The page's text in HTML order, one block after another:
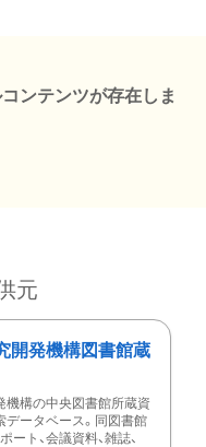
ンテンツが存在しま
元
開発機構図書館蔵
機構の中央図書館所蔵資
データベース。同図書館
ート、会議資料、雑誌、